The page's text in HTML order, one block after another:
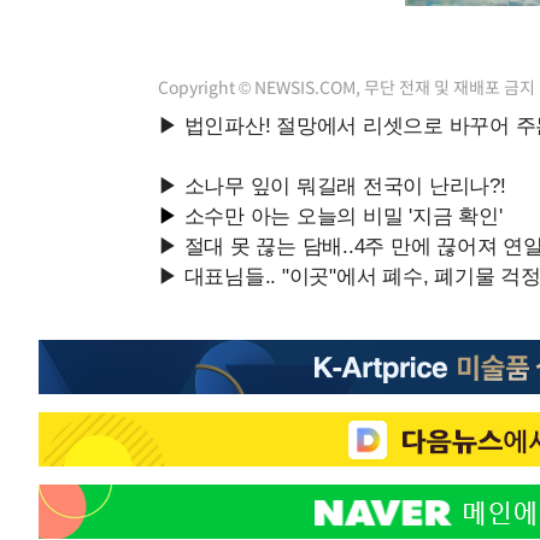
Copyright © NEWSIS.COM, 무단 전재 및 재배포 금지